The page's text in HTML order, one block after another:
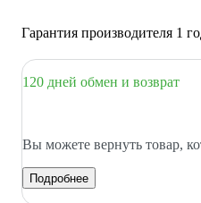
Гарантия производителя 1
120 дней обмен и возврат
Вы можете вернуть товар,
Подробнее